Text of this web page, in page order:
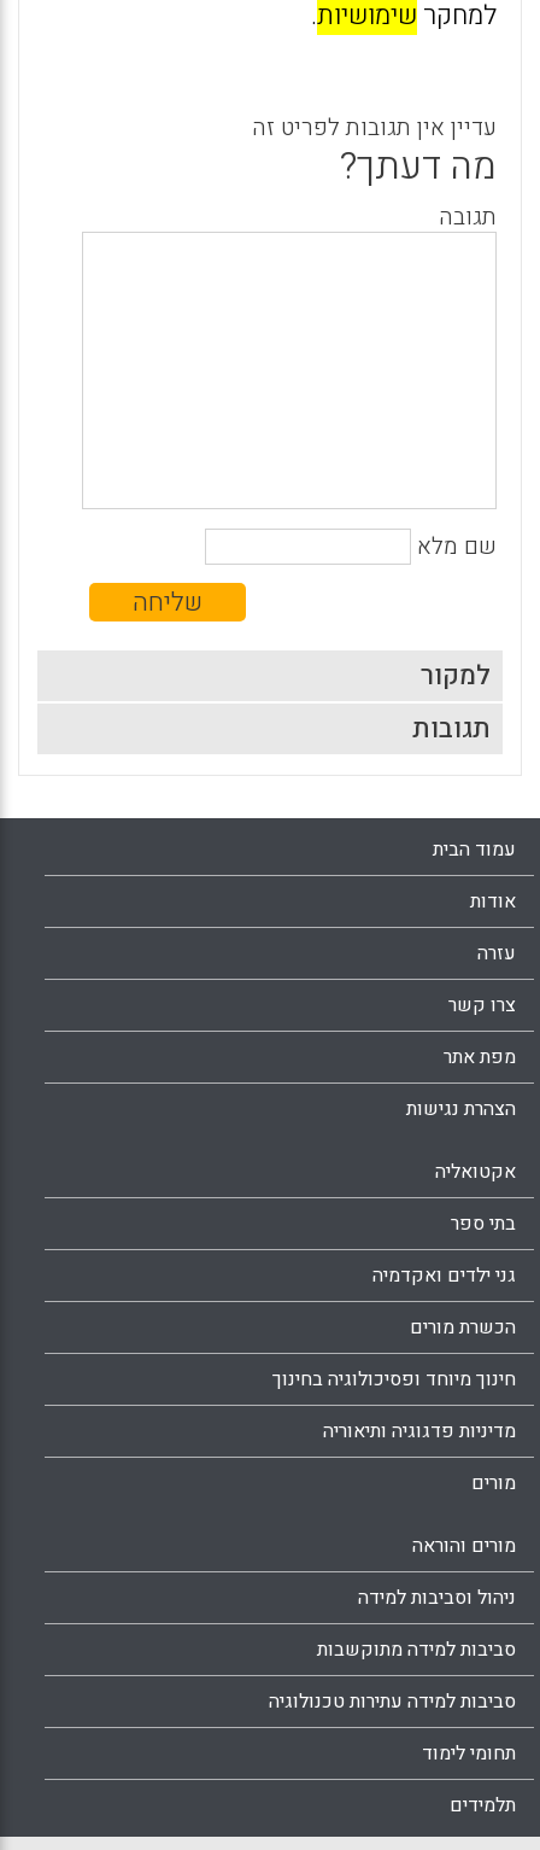
למחקר שימושיות.
עדיין אין תגובות לפריט זה
מה דעתך?
תגובה
שם מלא
למקור
תגובות
עמוד הבית
אודות
עזרה
צרו קשר
מפת אתר
הצהרת נגישות
אקטואליה
בתי ספר
גני ילדים ואקדמיה
הכשרת מורים
חינוך מיוחד ופסיכולוגיה בחינוך
מדיניות פדגוגיה ותיאוריה
מורים
מורים והוראה
ניהול וסביבות למידה
סביבות למידה מתוקשבות
סביבות למידה עתירות טכנולוגיה
תחומי לימוד
תלמידים